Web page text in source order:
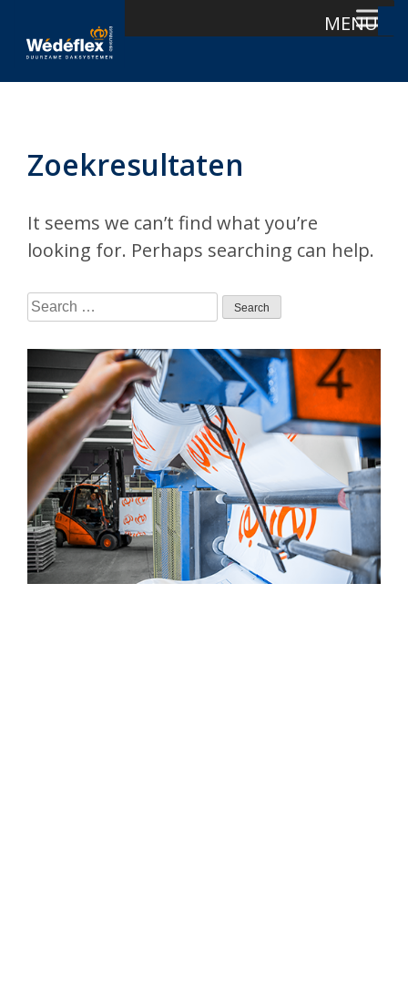
Skip
to
Zoekresultaten
It seems we can’t find what you’re
looking for. Perhaps searching can help.
Search
MENU